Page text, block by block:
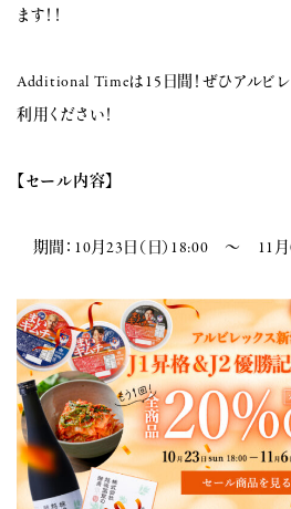
ます！！
Additional Timeは15日間！ぜひアルビ
利用ください！
【セール内容】
期間：10月23日（日）18:00 〜 11月